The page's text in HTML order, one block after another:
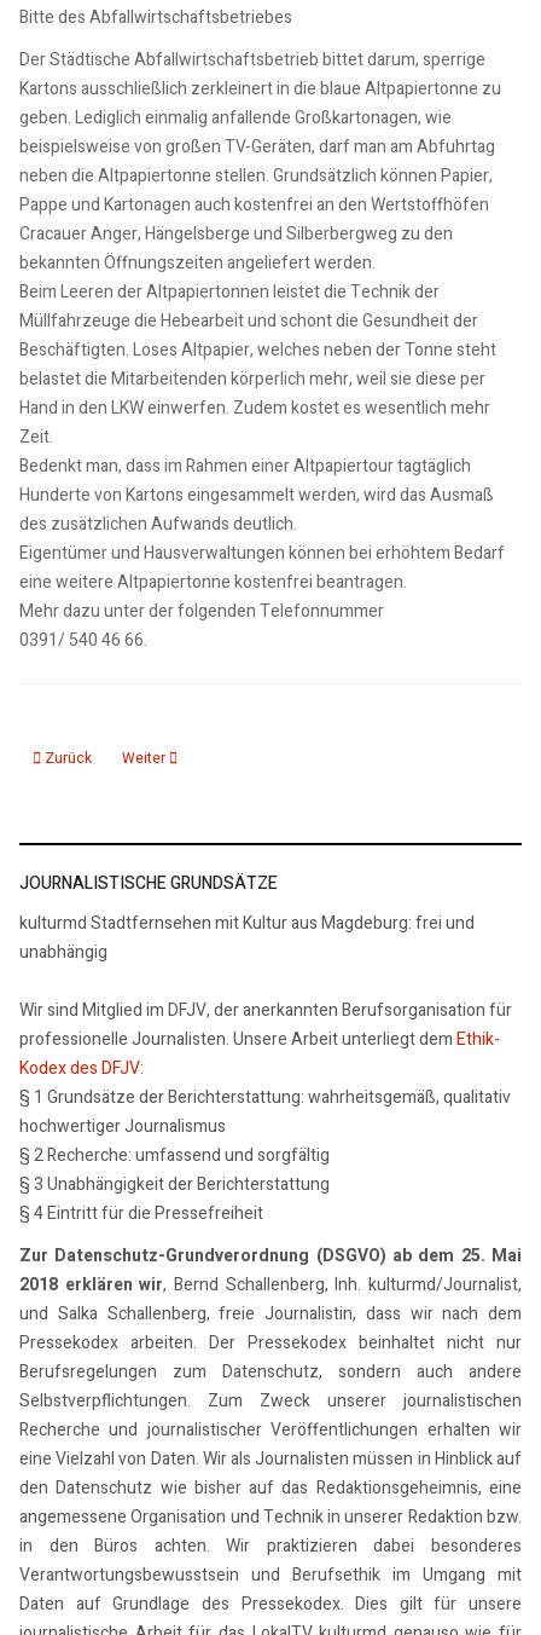
Bitte des Abfallwirtschaftsbetriebes
Der Städtische Abfallwirtschaftsbetrieb bittet darum, sperrige
Kartons ausschließlich zerkleinert in die blaue Altpapiertonne zu
geben. Lediglich einmalig anfallende Großkartonagen, wie
beispielsweise von großen TV-Geräten, darf man am Abfuhrtag
neben die Altpapiertonne stellen. Grundsätzlich können Papier,
Pappe und Kartonagen auch kostenfrei an den Wertstoffhöfen
Cracauer Anger, Hängelsberge und Silberbergweg zu den
bekannten Öffnungszeiten angeliefert werden.
Beim Leeren der Altpapiertonnen leistet die Technik der
Müllfahrzeuge die Hebearbeit und schont die Gesundheit der
Beschäftigten. Loses Altpapier, welches neben der Tonne steht
belastet die Mitarbeitenden körperlich mehr, weil sie diese per
Hand in den LKW einwerfen. Zudem kostet es wesentlich mehr
Zeit.
Bedenkt man, dass im Rahmen einer Altpapiertour tagtäglich
Hunderte von Kartons eingesammelt werden, wird das Ausmaß
des zusätzlichen Aufwands deutlich.
Eigentümer und Hausverwaltungen können bei erhöhtem Bedarf
eine weitere Altpapiertonne kostenfrei beantragen.
Mehr dazu unter der folgenden Telefonnummer
0391/ 540 46 66.
Vorheriger Beitrag: Sonderausstellung „Der Traum vom Fliegen“ fasziniert
Zurück Nächster Beitrag: 2. Jüdische Kulturtage in Sachsen-Anhalt
Weiter
JOURNALISTISCHE GRUNDSÄTZE
kulturmd Stadtfernsehen mit Kultur aus Magdeburg: frei und
unabhängig
Wir sind Mitglied im DFJV, der anerkannten Berufsorganisation für
professionelle Journalisten. Unsere Arbeit unterliegt demEthik-
Kodex des DFJV:
§ 1 Grundsätze der Berichterstattung: wahrheitsgemäß, qualitativ
hochwertiger Journalismus
§ 2 Recherche: umfassend und sorgfältig
§ 3 Unabhängigkeit der Berichterstattung
§ 4 Eintritt für die Pressefreiheit
Zur Datenschutz-Grundverordnung (DSGVO) ab dem 25. Mai
2018 erklären wir, Bernd Schallenberg, Inh. kulturmd/Journalist,
und Salka Schallenberg, freie Journalistin, dass wir nach dem
Pressekodex arbeiten. Der Pressekodex beinhaltet nicht nur
Berufsregelungen zum Datenschutz, sondern auch andere
Selbstverpflichtungen. Zum Zweck unserer journalistischen
Recherche und journalistischer Veröffentlichungen erhalten wir
eine Vielzahl von Daten. Wir als Journalisten müssen in Hinblick auf
den Datenschutz wie bisher auf das Redaktionsgeheimnis, eine
angemessene Organisation und Technik in unserer Redaktion bzw.
in den Büros achten. Wir praktizieren dabei besonderes
Verantwortungsbewusstsein und Berufsethik im Umgang mit
Daten auf Grundlage des Pressekodex. Dies gilt für unsere